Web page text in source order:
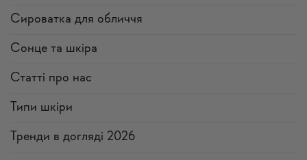
Сироватка для обличчя
Сонце та шкіра
Статті про нас
Типи шкіри
Тренди в догляді 2026